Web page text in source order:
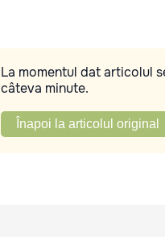
La momentul dat articolul
câteva minute.
Înapoi la articolul original